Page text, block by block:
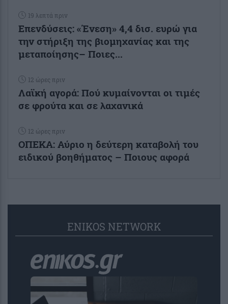
19 λεπτά πριν
Επενδύσεις: «Ένεση» 4,4 δισ. ευρώ για
την στήριξη της βιομηχανίας και της
μεταποίησης– Ποιες...
12 ώρες πριν
Λαϊκή αγορά: Πού κυμαίνονται οι τιμές
σε φρούτα και σε λαχανικά
12 ώρες πριν
ΟΠΕΚΑ: Αύριο η δεύτερη καταβολή του
ειδικού βοηθήματος – Ποιους αφορά
ENIKOS NETWORK